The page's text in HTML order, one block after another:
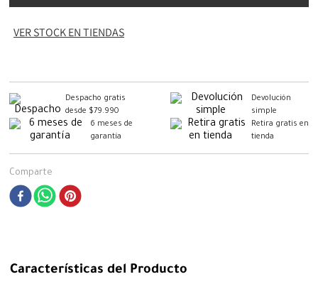
VER STOCK EN TIENDAS
Despacho gratis
desde $79.990
Devolución
simple
6 meses de
garantía
Retira gratis en
tienda
Comparte
Características del Producto